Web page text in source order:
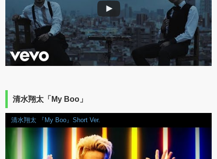
清水翔太「My Boo」
清水翔太 『My Boo』Short Ver.